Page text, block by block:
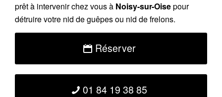
prêt à intervenir chez vous à Noisy-sur-Oisepour
détruire votre nid de guêpes ou nid de frelons.
Réserver
01 84 19 38 85